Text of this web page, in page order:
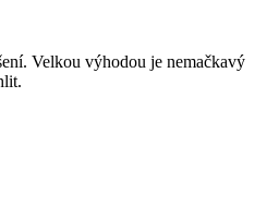
Velkou výhodou je nemačkavý